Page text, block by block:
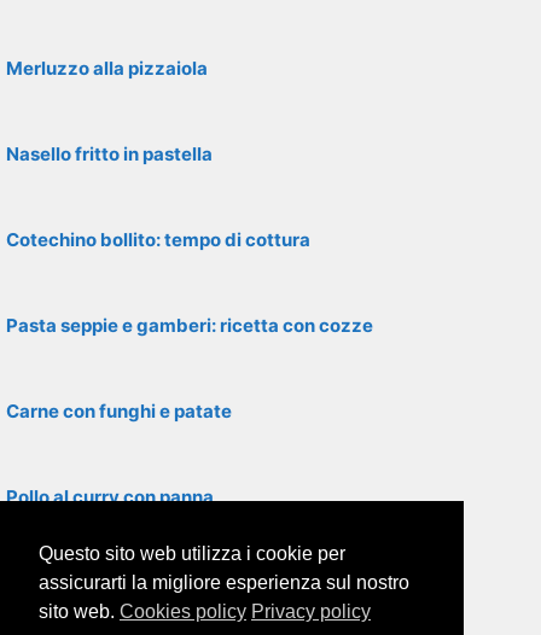
Merluzzo alla pizzaiola
Nasello fritto in pastella
Cotechino bollito: tempo di cottura
Pasta seppie e gamberi: ricetta con cozze
Carne con funghi e patate
Pollo al curry con panna
Fegato di vitello al limone
Questo sito web utilizza i cookie per
assicurarti la migliore esperienza sul nostro
sito web. Cookies policy Privacy policy